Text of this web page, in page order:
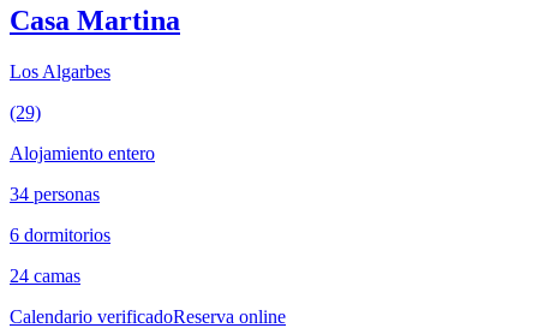
Casa Martina
Los Algarbes
(29)
Alojamiento entero
34 personas
6 dormitorios
24 camas
Calendario verificadoReserva online